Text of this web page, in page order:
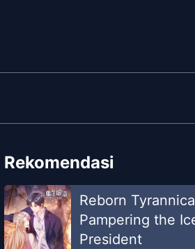
Rekomendasi
Reborn
Pampering the
President